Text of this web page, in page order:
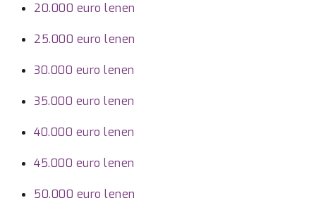
20.000 euro lenen
25.000 euro lenen
30.000 euro lenen
35.000 euro lenen
40.000 euro lenen
45.000 euro lenen
50.000 euro lenen